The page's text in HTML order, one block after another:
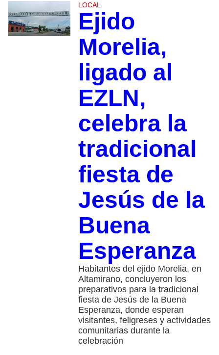
LOCAL
Ejido
Morelia,
ligado al
EZLN,
celebra la
tradicional
fiesta de
Jesús de la
Buena
Esperanza
Habitantes del ejido Morelia, en
Altamirano, concluyeron los
preparativos para la tradicional
fiesta de Jesús de la Buena
Esperanza, donde esperan
visitantes, feligreses y actividades
comunitarias durante la
celebración